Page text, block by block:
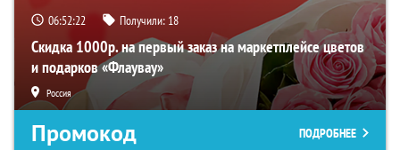
06:52:21 Получили: 18
Скидка 1000р. на первый заказ на маркетплейсе цветов
и подарков «Флаувау»
Россия
Промокод ПОДРОБНЕЕ